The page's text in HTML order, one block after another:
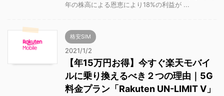
年の株高による恩恵により18%の利益が ...
格安SIM
2021/1/2
【年15万円お得】今すぐ楽天モバイ
ルに乗り換えるべき２つの理由｜5G
料金プラン「Rakuten UN-LIMIT V」